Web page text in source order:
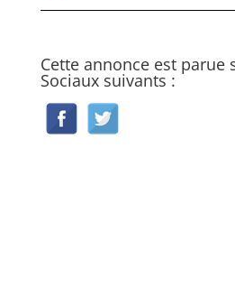
Cette annonce est parue
Sociaux suivants :